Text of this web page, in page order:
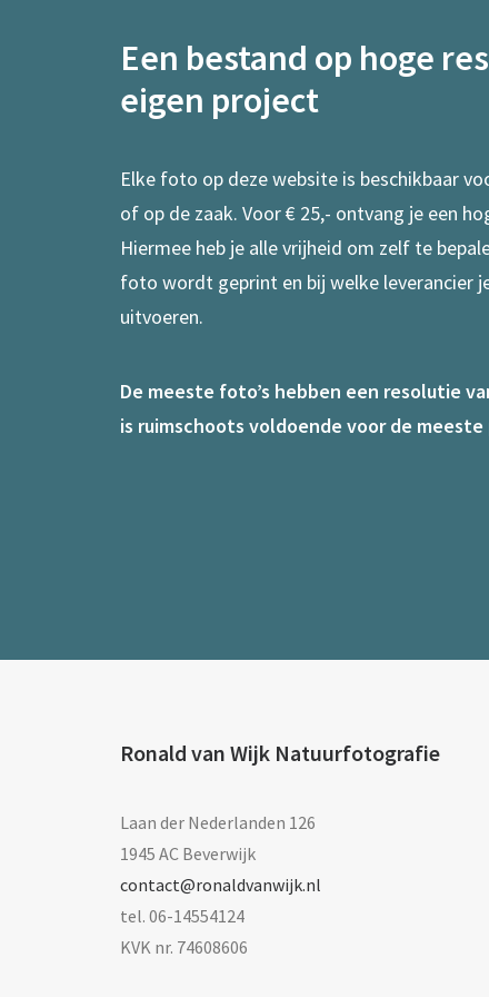
Een bestand op hoge
eigen project
Elke foto op deze website is beschikbaar
of op de zaak. Voor € 25,- ontvang je een
Hiermee heb je alle vrijheid om zelf te
foto wordt geprint en bij welke leverancier
uitvoeren.
De meeste foto’s hebben een resolutie
is ruimschoots voldoende voor de
Ronald van Wijk Natuurfotografie
Laan der Nederlanden 126
1945 AC Beverwijk
contact@ronaldvanwijk.nl
tel. 06-14554124
KVK nr. 74608606